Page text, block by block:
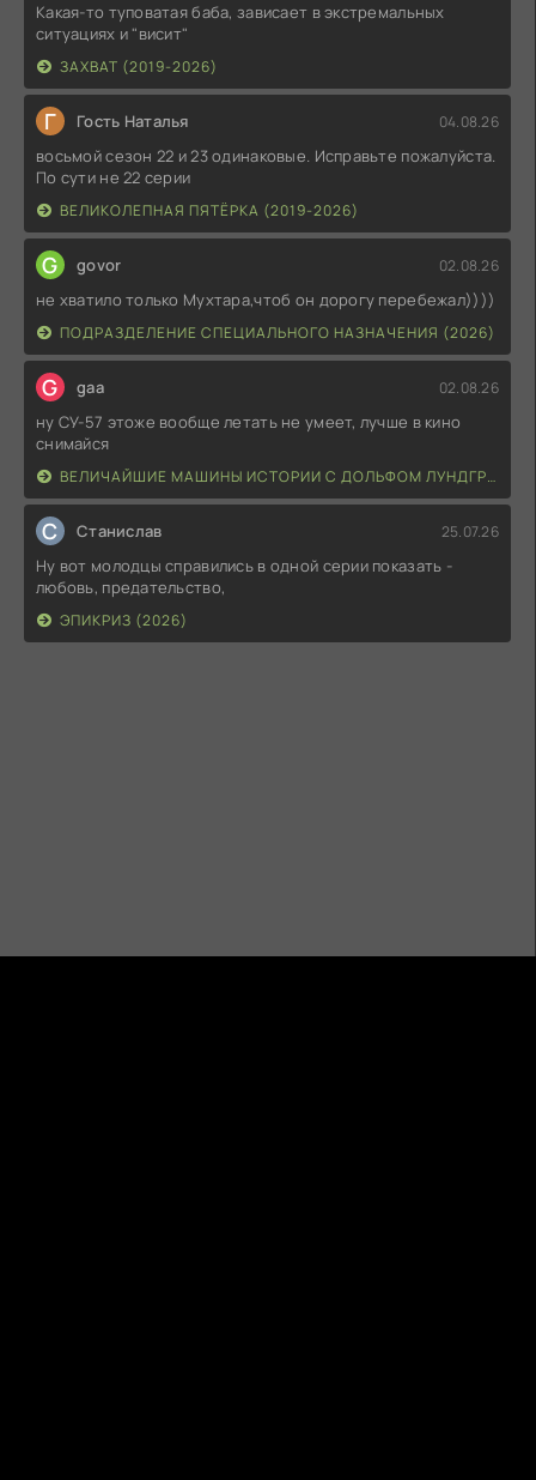
Какая-то туповатая баба, зависает в экстремальных
ситуациях и "висит"
ЗАХВАТ (2019-2026)
Г Гость Наталья 04.08.26
восьмой сезон 22 и 23 одинаковые. Исправьте пожалуйста.
По сути не 22 серии
ВЕЛИКОЛЕПНАЯ ПЯТЁРКА (2019-2026)
G govor 02.08.26
не хватило только Мухтара,чтоб он дорогу перебежал))))
ПОДРАЗДЕЛЕНИЕ СПЕЦИАЛЬНОГО НАЗНАЧЕНИЯ (2026)
G gaa 02.08.26
ну СУ-57 этоже вообще летать не умеет, лучше в кино
снимайся
ВЕЛИЧАЙШИЕ МАШИНЫ ИСТОРИИ С ДОЛЬФОМ ЛУНДГРЕНОМ (2026)
С Станислав 25.07.26
Ну вот молодцы справились в одной серии показать -
любовь, предательство,
ЭПИКРИЗ (2026)